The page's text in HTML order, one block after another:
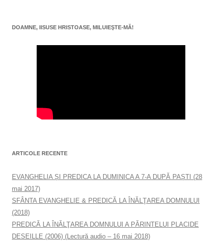
DOAMNE, IISUSE HRISTOASE, MILUIEŞTE-MĂ!
ARTICOLE RECENTE
EVANGHELIA ȘI PREDICA LA DUMINICA A 7-A DUPĂ PAȘTI (28
mai 2017)
SFÂNTA EVANGHELIE & PREDICĂ LA ÎNĂLŢAREA DOMNULUI
(2018)
PREDICĂ LA ÎNĂLŢAREA DOMNULUI A PĂRINTELUI PLACIDE
DESEILLE (2006) (Lectură audio – 16 mai 2018)